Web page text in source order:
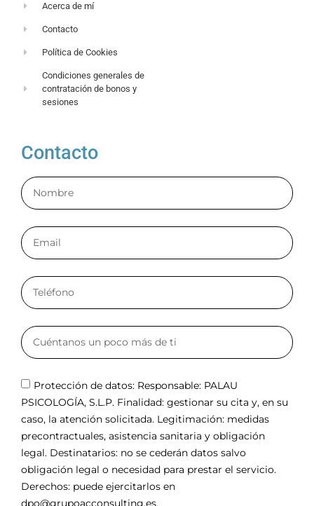
Acerca de mí
Contacto
Política de Cookies
Condiciones generales de
contratación de bonos y
sesiones
Contacto
Protección de datos: Responsable: PALAU
PSICOLOGÍA, S.L.P. Finalidad: gestionar su cita y, en su
caso, la atención solicitada. Legitimación: medidas
precontractuales, asistencia sanitaria y obligación
legal. Destinatarios: no se cederán datos salvo
obligación legal o necesidad para prestar el servicio.
Derechos: puede ejercitarlos en
dpo@grupoacconsulting.es.